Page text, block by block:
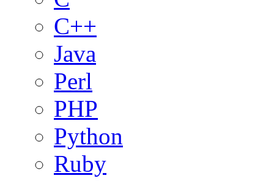
C++
Java
Perl
PHP
Python
Ruby